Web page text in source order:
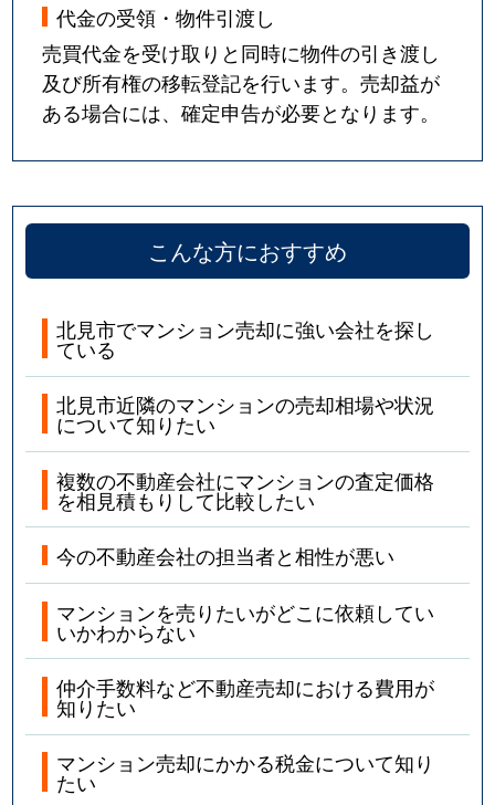
代金の受領・物件引渡し
売買代金を受け取りと同時に物件の引き渡し
及び所有権の移転登記を行います。売却益が
ある場合には、確定申告が必要となります。
こんな方におすすめ
北見市でマンション売却に強い会社を探し
ている
北見市近隣のマンションの売却相場や状況
について知りたい
複数の不動産会社にマンションの査定価格
を相見積もりして比較したい
今の不動産会社の担当者と相性が悪い
マンションを売りたいがどこに依頼してい
いかわからない
仲介手数料など不動産売却における費用が
知りたい
マンション売却にかかる税金について知り
たい